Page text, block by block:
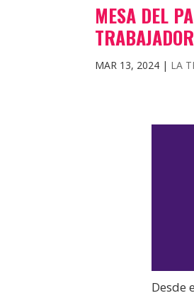
MESA DEL
MAR 13, 2024 | LA
Desde